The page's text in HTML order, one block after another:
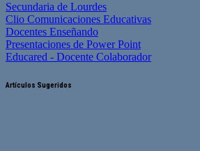
Secundaria de Lourdes
Clio Comunicaciones Educativas
Docentes Enseñando
Presentaciones de Power Point
Educared - Docente Colaborador
Artículos Sugeridos